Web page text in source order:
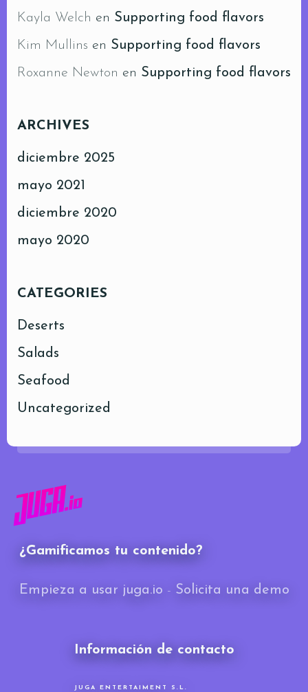
Kayla Welch en Supporting food flavors
Kim Mullins en Supporting food flavors
Roxanne Newton en Supporting food flavors
ARCHIVES
diciembre 2025
mayo 2021
diciembre 2020
mayo 2020
CATEGORIES
Deserts
Salads
Seafood
Uncategorized
¿Gamificamos tu contenido?
Empieza a usar juga.io - Solicita una demo
Información de contacto
JUGA ENTERTAIMENT S.L.